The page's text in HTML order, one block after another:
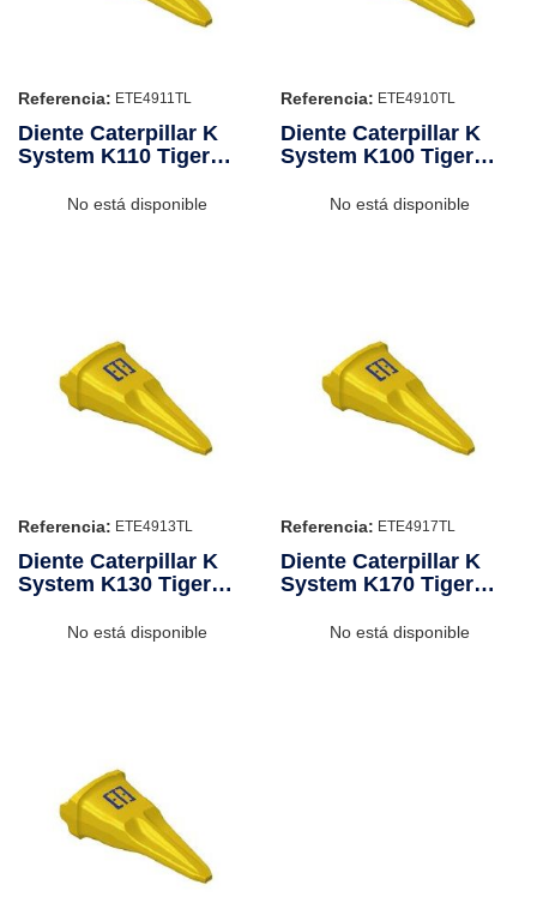
Referencia: ETE4911TL
Diente Caterpillar K
System K110 Tiger
No está disponible
Referencia: ETE4910TL
Diente Caterpillar K
System K100 Tiger
No está disponible
Referencia: ETE4913TL
Diente Caterpillar K
System K130 Tiger
No está disponible
Referencia: ETE4917TL
Diente Caterpillar K
System K170 Tiger
No está disponible